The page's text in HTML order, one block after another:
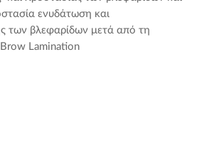
ενυδάτωση και
των βλεφαρίδων μετά από τη
Lamination